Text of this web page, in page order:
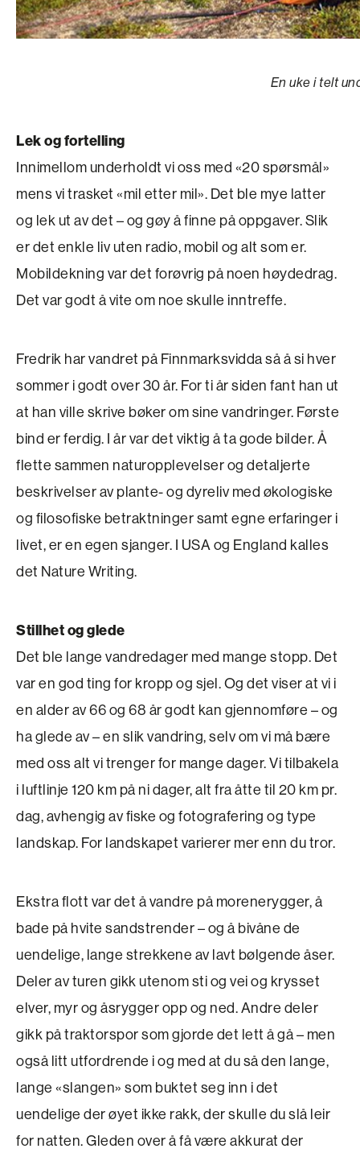
En uke i telt
Lek og fortelling
Innimellom underholdt vi oss med «20 spørsmål»
mens vi trasket «mil etter mil». Det ble mye latter
og lek ut av det – og gøy å finne på oppgaver. Slik
er det enkle liv uten radio, mobil og alt som er.
Mobildekning var det forøvrig på noen høydedrag.
Det var godt å vite om noe skulle inntreffe.
Fredrik har vandret på Finnmarksvidda så å si hver
sommer i godt over 30 år. For ti år siden fant han ut
at han ville skrive bøker om sine vandringer. Første
bind er ferdig. I år var det viktig å ta gode bilder. Å
flette sammen naturopplevelser og detaljerte
beskrivelser av plante- og dyreliv med økologiske
og filosofiske betraktninger samt egne erfaringer i
livet, er en egen sjanger. I USA og England kalles
det Nature Writing.
Stillhet og glede
Det ble lange vandredager med mange stopp. Det
var en god ting for kropp og sjel. Og det viser at vi i
en alder av 66 og 68 år godt kan gjennomføre – og
ha glede av – en slik vandring, selv om vi må bære
med oss alt vi trenger for mange dager. Vi tilbakela
i luftlinje 120 km på ni dager, alt fra åtte til 20 km pr.
dag, avhengig av fiske og fotografering og type
landskap. For landskapet varierer mer enn du tror.
Ekstra flott var det å vandre på morenerygger, å
bade på hvite sandstrender – og å bivåne de
uendelige, lange strekkene av lavt bølgende åser.
Deler av turen gikk utenom sti og vei og krysset
elver, myr og åsrygger opp og ned. Andre deler
gikk på traktorspor som gjorde det lett å gå – men
også litt utfordrende i og med at du så den lange,
lange «slangen» som buktet seg inn i det
uendelige der øyet ikke rakk, der skulle du slå leir
for natten. Gleden over å få være akkurat der